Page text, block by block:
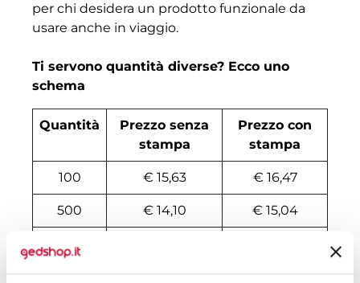
per chi desidera un prodotto funzionale da
usare anche in viaggio.
Ti servono quantità diverse? Ecco uno
schema
Quantità
Prezzo senza
stampa
Prezzo con
stampa
100 € 15,63 € 16,47
500 € 14,10 € 15,04
1000
2000 € 12,82 € 13,83